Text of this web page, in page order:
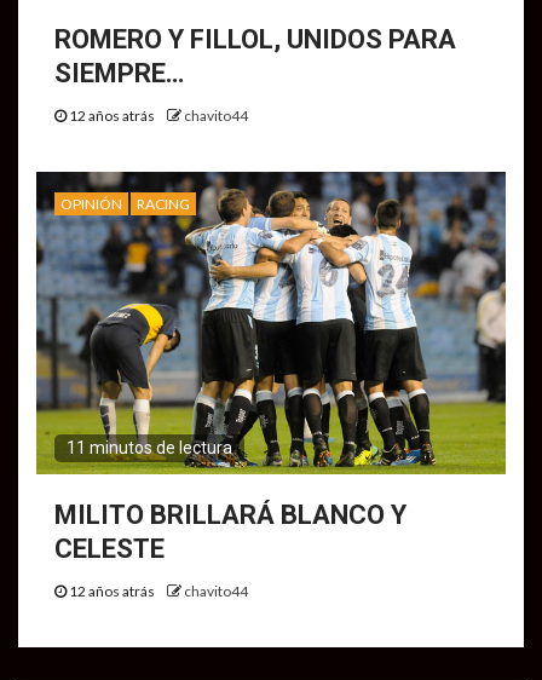
ROMERO Y FILLOL, UNIDOS PARA
SIEMPRE…
12 años atrás chavito44
OPINIÓN RACING
11 minutos de lectura
MILITO BRILLARÁ BLANCO Y
CELESTE
12 años atrás chavito44